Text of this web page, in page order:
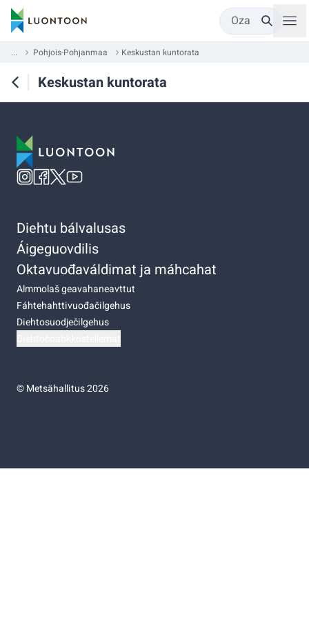
Oza
... Pohjois-Pohjanmaa Keskustan kuntorata
Keskustan kuntorata
Diehtu bálvalusas
Áigeguovdilis
Oktavuođaváldimat ja máhcahat
Almmolaš geavahaneavttut
Fáhtehahttivuođačilgehus
Diehtosuodječilgehus
©Metsähallitus 2026